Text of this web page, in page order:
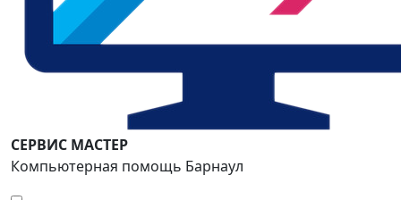
СЕРВИС МАСТЕР
Компьютерная помощь Барнаул